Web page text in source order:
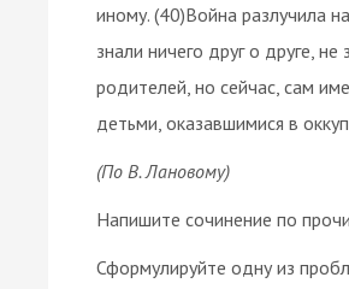
иному. (40)Война разлучила
знали ничего друг о друге,
родителей, но сейчас, сам
детьми, оказавшимися в
(По В. Лановому)
Напишите сочинение по
Сформулируйте одну из